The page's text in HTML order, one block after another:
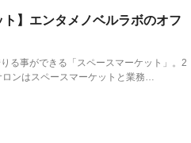
ト】エンタメノベルラボのオフ
る事ができる「スペースマーケット」。2
ンはスペースマーケットと業務…